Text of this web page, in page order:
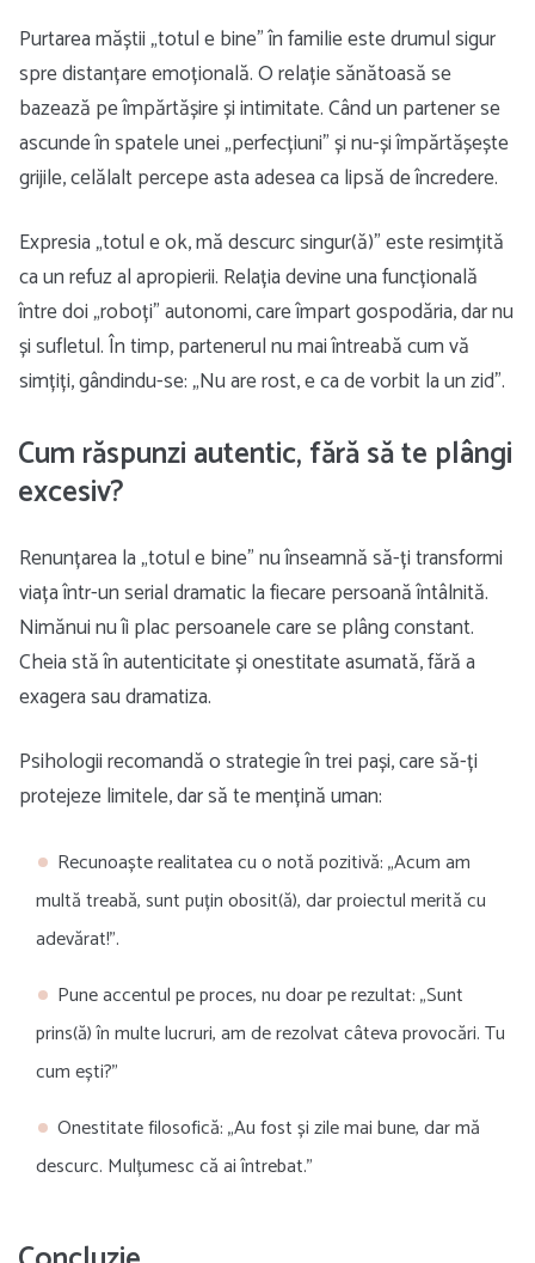
Purtarea măștii „totul e bine” în familie este drumul sigur
spre distanțare emoțională. O relație sănătoasă se
bazează pe împărtășire și intimitate. Când un partener se
ascunde în spatele unei „perfecțiuni” și nu-și împărtășește
grijile, celălalt percepe asta adesea ca lipsă de încredere.
Expresia „totul e ok, mă descurc singur(ă)” este resimțită
ca un refuz al apropierii. Relația devine una funcțională
între doi „roboți” autonomi, care împart gospodăria, dar nu
și sufletul. În timp, partenerul nu mai întreabă cum vă
simțiți, gândindu-se: „Nu are rost, e ca de vorbit la un zid”.
Cum răspunzi autentic, fără să te plângi
excesiv?
Renunțarea la „totul e bine” nu înseamnă să-ți transformi
viața într-un serial dramatic la fiecare persoană întâlnită.
Nimănui nu îi plac persoanele care se plâng constant.
Cheia stă în autenticitate și onestitate asumată, fără a
exagera sau dramatiza.
Psihologii recomandă o strategie în trei pași, care să-ți
protejeze limitele, dar să te mențină uman:
Recunoaște realitatea cu o notă pozitivă: „Acum am
multă treabă, sunt puțin obosit(ă), dar proiectul merită cu
adevărat!”.
Pune accentul pe proces, nu doar pe rezultat: „Sunt
prins(ă) în multe lucruri, am de rezolvat câteva provocări. Tu
cum ești?”
Onestitate filosofică: „Au fost și zile mai bune, dar mă
descurc. Mulțumesc că ai întrebat.”